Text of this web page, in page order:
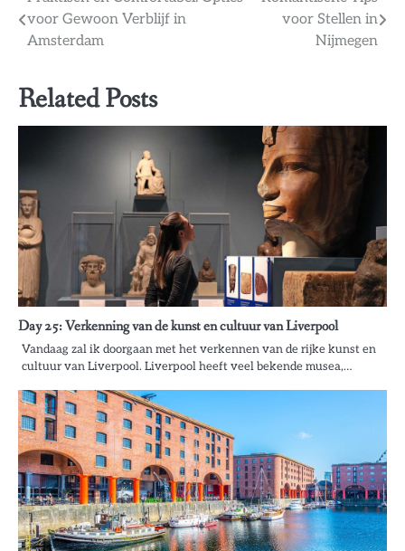
navigatie
voor Gewoon Verblijf in
Amsterdam
voor Stellen in
Nijmegen
Related Posts
Day 25: Verkenning van de kunst en cultuur van Liverpool
Vandaag zal ik doorgaan met het verkennen van de rijke kunst en
cultuur van Liverpool. Liverpool heeft veel bekende musea,…